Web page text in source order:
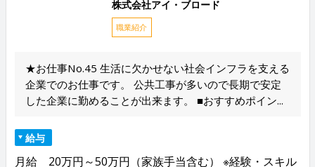
株式会社アイ・ブロード
職業紹介
★お仕事No.45 生活に欠かせない社会インフラを支える
企業でのお仕事です。 公共工事が多いので長期で安定
した企業に勤めることが出来ます。 ■おすすめポイン...
給与
月給 20万円～50万円（家族手当含む） ※経験・スキル